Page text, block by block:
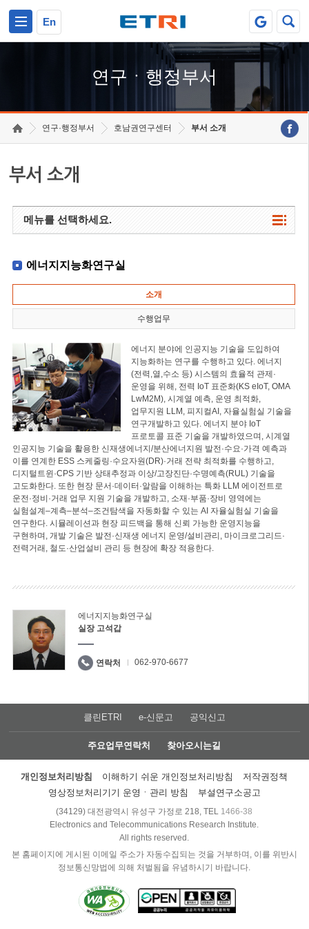
En
연구ㆍ행정부서
연구·행정부서 호남권연구센터 부서 소개
부서 소개
메뉴를 선택하세요.
에너지지능화연구실
소개
수행업무
에너지 분야에 인공지능 기술을 도입하여
지능화하는 연구를 수행하고 있다. 에너지
(전력,열,수소 등) 시스템의 효율적 관제·
운영을 위해, 전력 IoT 표준화(KS eIoT, OMA
LwM2M), 시계열 예측, 운영 최적화,
업무지원 LLM, 피지컬AI, 자율실험실 기술을
연구개발하고 있다. 에너지 분야 IoT
프로토콜 표준 기술을 개발하였으며, 시계열
인공지능 기술을 활용한 신재생에너지/분산에너지원 발전·수요·가격 예측과
이를 연계한 ESS 스케줄링·수요자원(DR)·거래 전략 최적화를 수행하고,
디지털트윈·CPS 기반 상태추정과 이상/고장진단·수명예측(RUL) 기술을
고도화한다. 또한 현장 문서·데이터·알람을 이해하는 특화 LLM 에이전트로
운전·정비·거래 업무 지원 기술을 개발하고, 소재·부품·장비 영역에는
실험설계–계측–분석–조건탐색을 자동화할 수 있는 AI 자율실험실 기술을
연구한다. 시뮬레이션과 현장 피드백을 통해 신뢰 가능한 운영지능을
구현하며, 개발 기술은 발전·신재생 에너지 운영/설비관리, 마이크로그리드·
전력거래, 철도·산업설비 관리 등 현장에 확장 적용한다.
에너지지능화연구실
실장 고석갑
연락처 062-970-6677
클린ETRI e-신문고 공익신고
주요업무연락처 찾아오시는길
개인정보처리방침 이해하기 쉬운 개인정보처리방침
저작권정책
영상정보처리기기 운영ㆍ관리 방침
부설연구소공고
(34129) 대전광역시 유성구 가정로 218, TEL 1466-38
Electronics and Telecommunications Research Institute.
All rights reserved.
본 홈페이지에 게시된 이메일 주소가 자동수집되는 것을 거부하며, 이를 위반시
정보통신망법에 의해 처벌됨을 유념하시기 바랍니다.